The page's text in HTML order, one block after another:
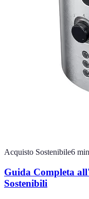
Acquisto Sostenibile6 min
Guida Completa
Sostenibili